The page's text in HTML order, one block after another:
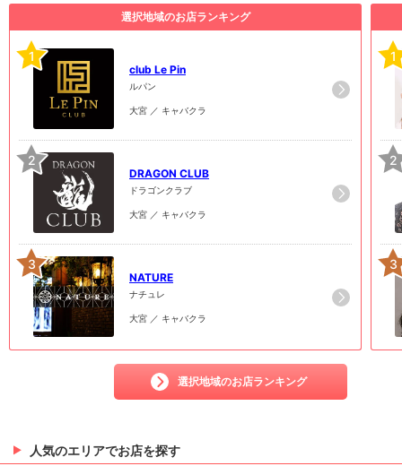
選択地域のお店ランキング
1
club Le Pin
ルパン
大宮 ／ キャバクラ
2
DRAGON CLUB
ドラゴンクラブ
大宮 ／ キャバクラ
3
NATURE
ナチュレ
大宮 ／ キャバクラ
選択地域のお店ランキング
1
2
3
人気のエリアでお店を探す